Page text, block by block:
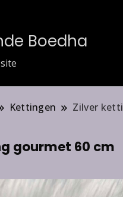
Boedha
Kettingen
Zilver
gourmet 60 cm